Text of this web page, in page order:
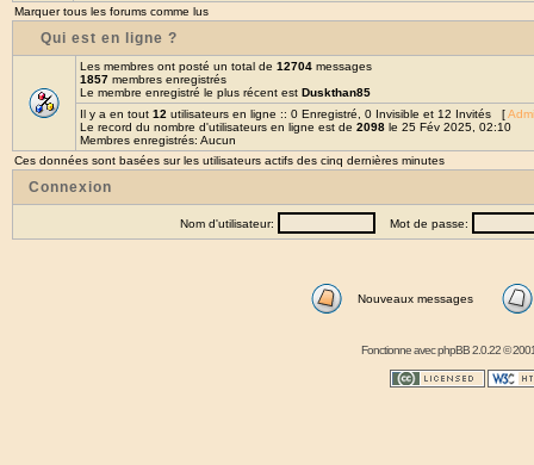
Marquer tous les forums comme lus
Qui est en ligne ?
Les membres ont posté un total de 12704 messages
1857 membres enregistrés
Le membre enregistré le plus récent est Duskthan85
Il y a en tout 12 utilisateurs en ligne :: 0 Enregistré, 0 Invisible et 12 Invités [
Le record du nombre d'utilisateurs en ligne est de 2098 le 25 Fév 2025, 02:10
Membres enregistrés: Aucun
Ces données sont basées sur les utilisateurs actifs des cinq dernières minutes
Connexion
Nom d'utilisateur: Mot de passe:
Nouveaux messages
Fonctionne avecphpBB2.0.22 ©